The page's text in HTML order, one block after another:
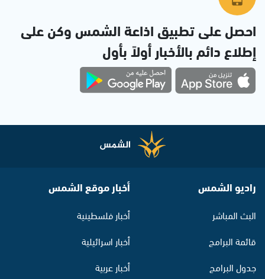
احصل على تطبيق اذاعة الشمس وكن على
إطلاع دائم بالأخبار أولاً بأول
راديو الشمس
البث المباشر
قائمة البرامج
جدول البرامج
أخبار موقع الشمس
أخبار فلسطينية
أخبار اسرائيلية
أخبار عربية